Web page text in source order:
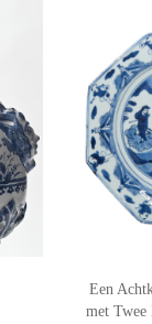
Een
met Twee